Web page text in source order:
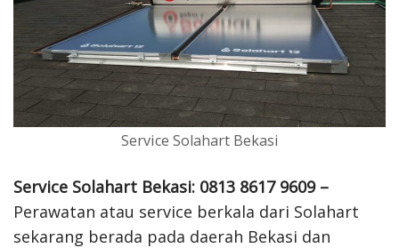
Service Solahart Bekasi
Service Solahart Bekasi: 0813 8617 9609 –
Perawatan atau service berkala dari Solahart
sekarang berada pada daerah Bekasi dan